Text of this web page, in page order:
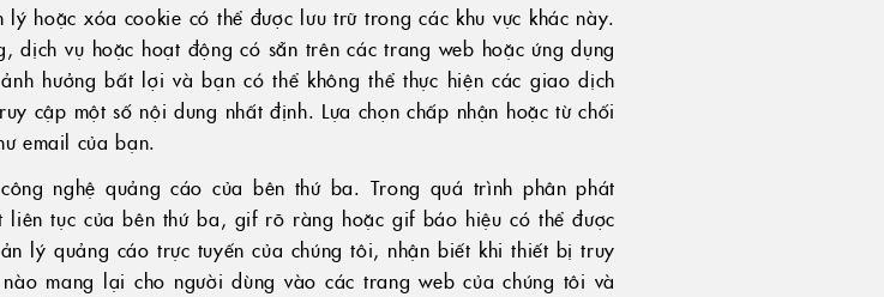
hoặc xóa cookie có thể được lưu trữ trong các khu vực khác này.
dịch vụ hoặc hoạt động có sẵn trên các trang web hoặc ứng dụng
hưởng bất lợi và bạn có thể không thể thực hiện các giao dịch
cập một số nội dung nhất định. Lựa chọn chấp nhận hoặc từ chối
email của bạn.
nghệ quảng cáo của bên thứ ba. Trong quá trình phân phát
tục của bên thứ ba, gif rõ ràng hoặc gif báo hiệu có thể được
lý quảng cáo trực tuyến của chúng tôi, nhận biết khi thiết bị truy
mang lại cho người dùng vào các trang web của chúng tôi và